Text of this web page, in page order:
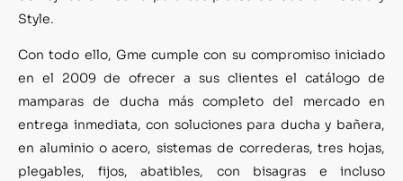
Style.
Con todo ello, Gme cumple con su compromiso iniciado
en el 2009 de ofrecer a sus clientes el catálogo de
mamparas de ducha más completo del mercado en
entrega inmediata, con soluciones para ducha y bañera,
en aluminio o acero, sistemas de correderas, tres hojas,
plegables, fijos, abatibles, con bisagras e incluso